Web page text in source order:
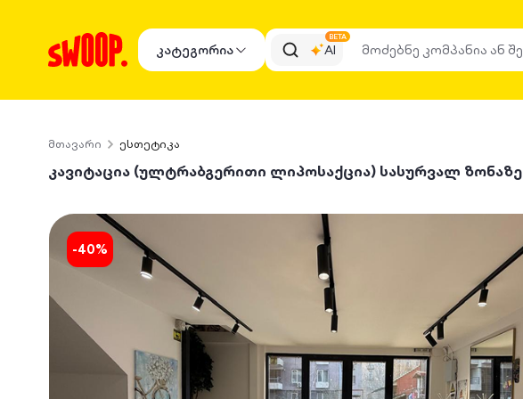
კატეგორია AI
BETA
მთავარი ესთეტიკა
კავიტაცია (ულტრაბგერითი ლიპოსაქცია) სასურვალ ზონაზე
-40%